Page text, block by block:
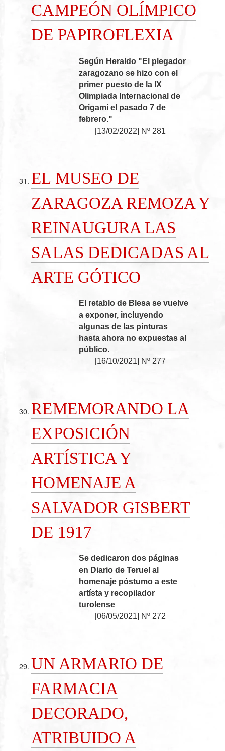
CAMPEÓN OLÍMPICO
DE PAPIROFLEXIA
Según Heraldo "El plegador
zaragozano se hizo con el
primer puesto de la IX
Olimpiada Internacional de
Origami el pasado 7 de
febrero."
[13/02/2022] Nº 281
EL MUSEO DE
ZARAGOZA REMOZA Y
REINAUGURA LAS
SALAS DEDICADAS AL
ARTE GÓTICO
El retablo de Blesa se vuelve
a exponer, incluyendo
algunas de las pinturas
hasta ahora no expuestas al
público.
[16/10/2021] Nº 277
REMEMORANDO LA
EXPOSICIÓN
ARTÍSTICA Y
HOMENAJE A
SALVADOR GISBERT
DE 1917
Se dedicaron dos páginas
en Diario de Teruel al
homenaje póstumo a este
artísta y recopilador
turolense
[06/05/2021] Nº 272
UN ARMARIO DE
FARMACIA
DECORADO,
ATRIBUIDO A